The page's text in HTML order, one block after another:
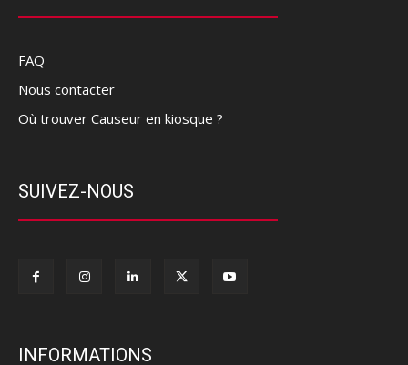
FAQ
Nous contacter
Où trouver Causeur en kiosque ?
SUIVEZ-NOUS
INFORMATIONS